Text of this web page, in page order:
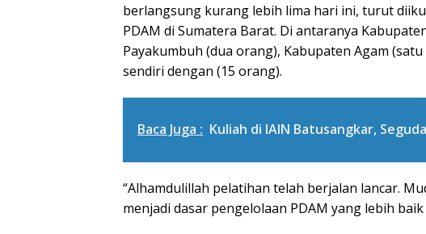
berlangsung kurang lebih lima hari ini, turut
PDAM di Sumatera Barat. Di antaranya
Payakumbuh (dua orang), Kabupaten Agam
sendiri dengan (15 orang).
Baca Juga : Kuliah di IAIN Batusangkar,
“Alhamdulillah pelatihan telah berjalan lancar.
menjadi dasar pengelolaan PDAM yang lebih